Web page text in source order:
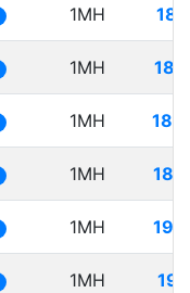
1MH
1MH
1MH
1MH
1MH
1MH